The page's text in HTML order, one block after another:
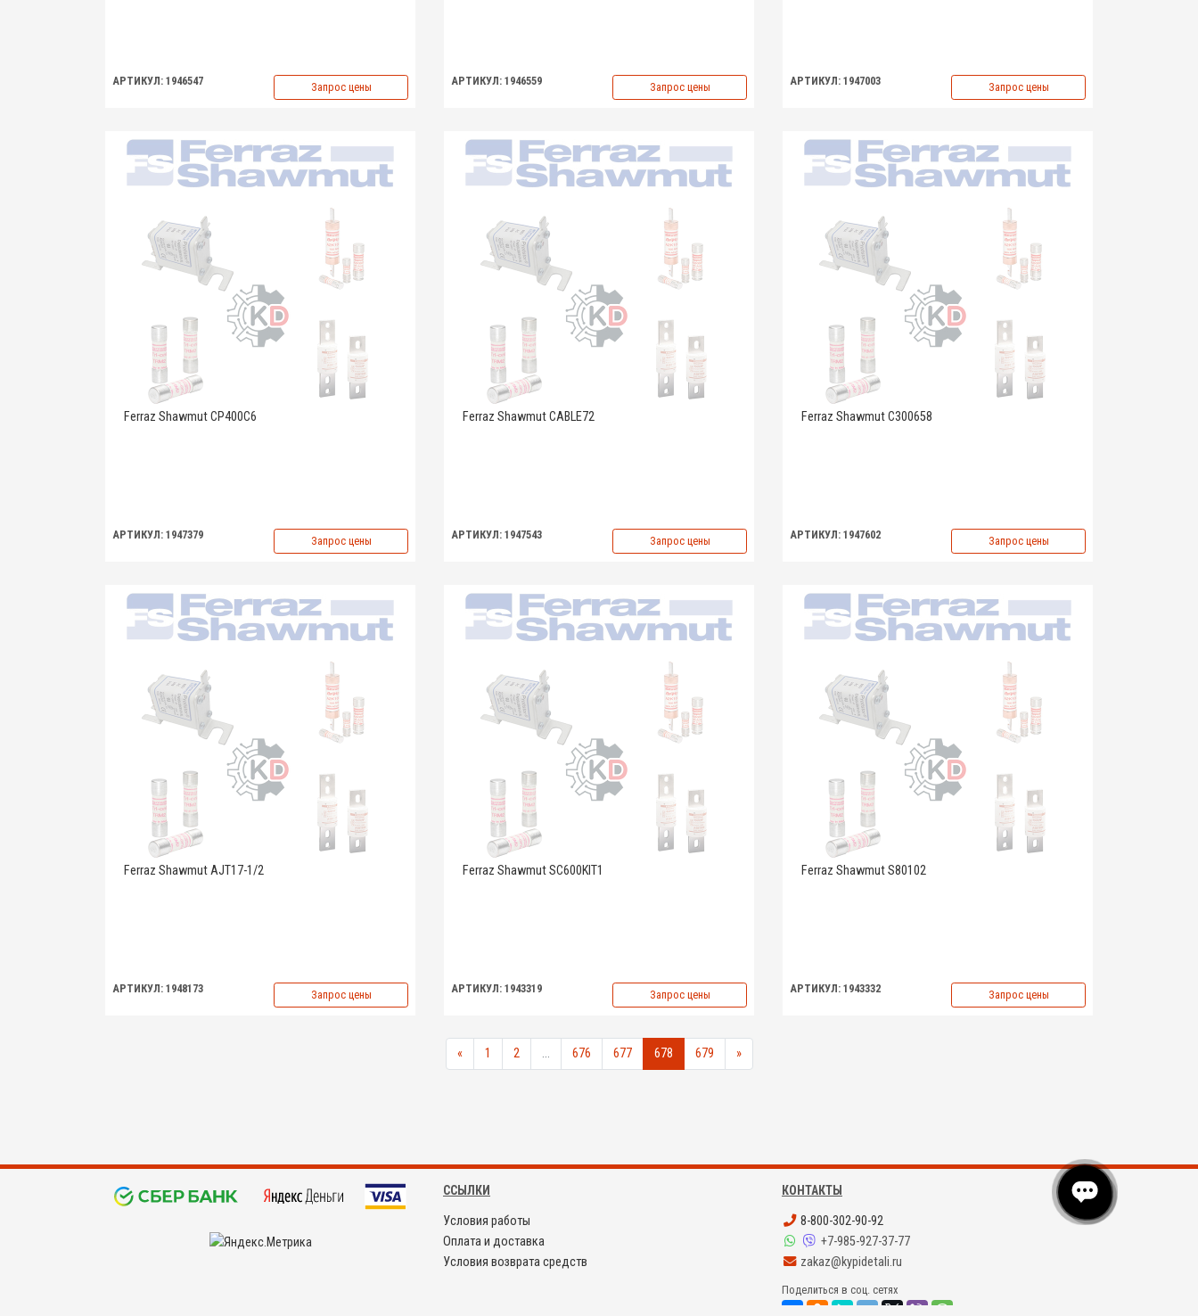
АРТИКУЛ: 1946547 Запрос цены АРТИКУЛ: 1946559 Запрос цены АРТИКУЛ: 1947003 Запрос цены
Ferraz Shawmut CP400C6
АРТИКУЛ: 1947379 Запрос цены
Ferraz Shawmut CABLE72
АРТИКУЛ: 1947543 Запрос цены
Ferraz Shawmut C300658
АРТИКУЛ: 1947602 Запрос цены
Ferraz Shawmut AJT17-1/2
АРТИКУЛ: 1948173 Запрос цены
Ferraz Shawmut SC600KIT1
АРТИКУЛ: 1943319 Запрос цены
Ferraz Shawmut S80102
АРТИКУЛ: 1943332 Запрос цены
« 1 2 ... 676 677 678 679 »
ССЫЛКИ
Условия работы
Оплата и доставка
Условия возврата средств
КОНТАКТЫ
8-800-302-90-92
+7-985-927-37-77
zakaz@kypidetali.ru
Поделиться в соц. сетях